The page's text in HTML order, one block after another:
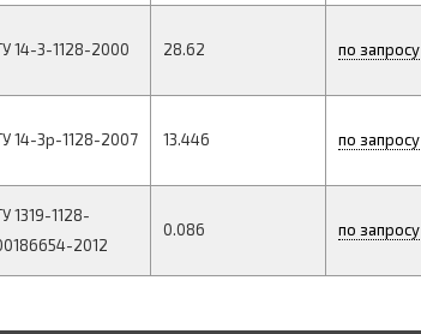
14-3-1128-2000 28.62 по запросу
14-3р-1128-2007 13.446 по запросу
1319-1128-
2012
0.086 по запросу